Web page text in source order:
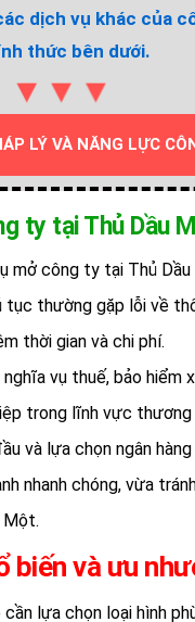
dịch vụ khác của
thức bên dưới.
▼▼▼
LÝ VÀ NĂNG LỰC
ty tại Thủ Dầu
mở công ty tại Thủ
thường gặp lỗi về
thời gian và chi phí.
vụ thuế, bảo
trong lĩnh vực
và lựa chọn ngân
nhanh chóng, vừa
Một.
biến và ưu
lựa chọn loại hình